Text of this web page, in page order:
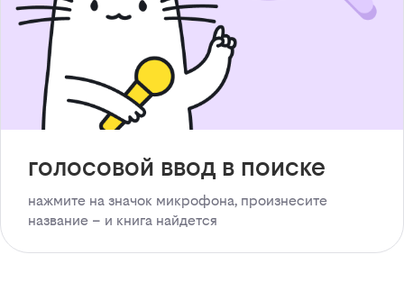
голосовой ввод в поиске
нажмите на значок микрофона, произнесите
название – и книга найдется